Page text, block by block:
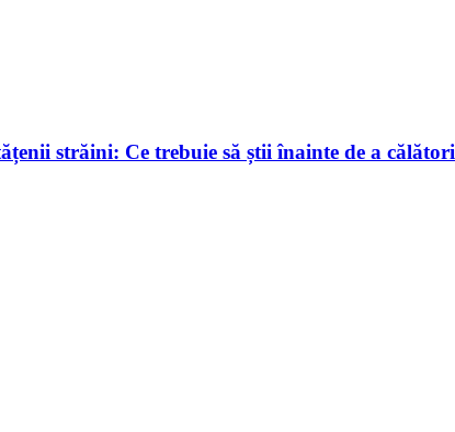
străini: Ce trebuie să știi înainte de a călători